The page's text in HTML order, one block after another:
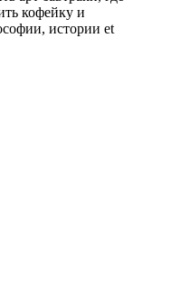
кофейку и
истории et